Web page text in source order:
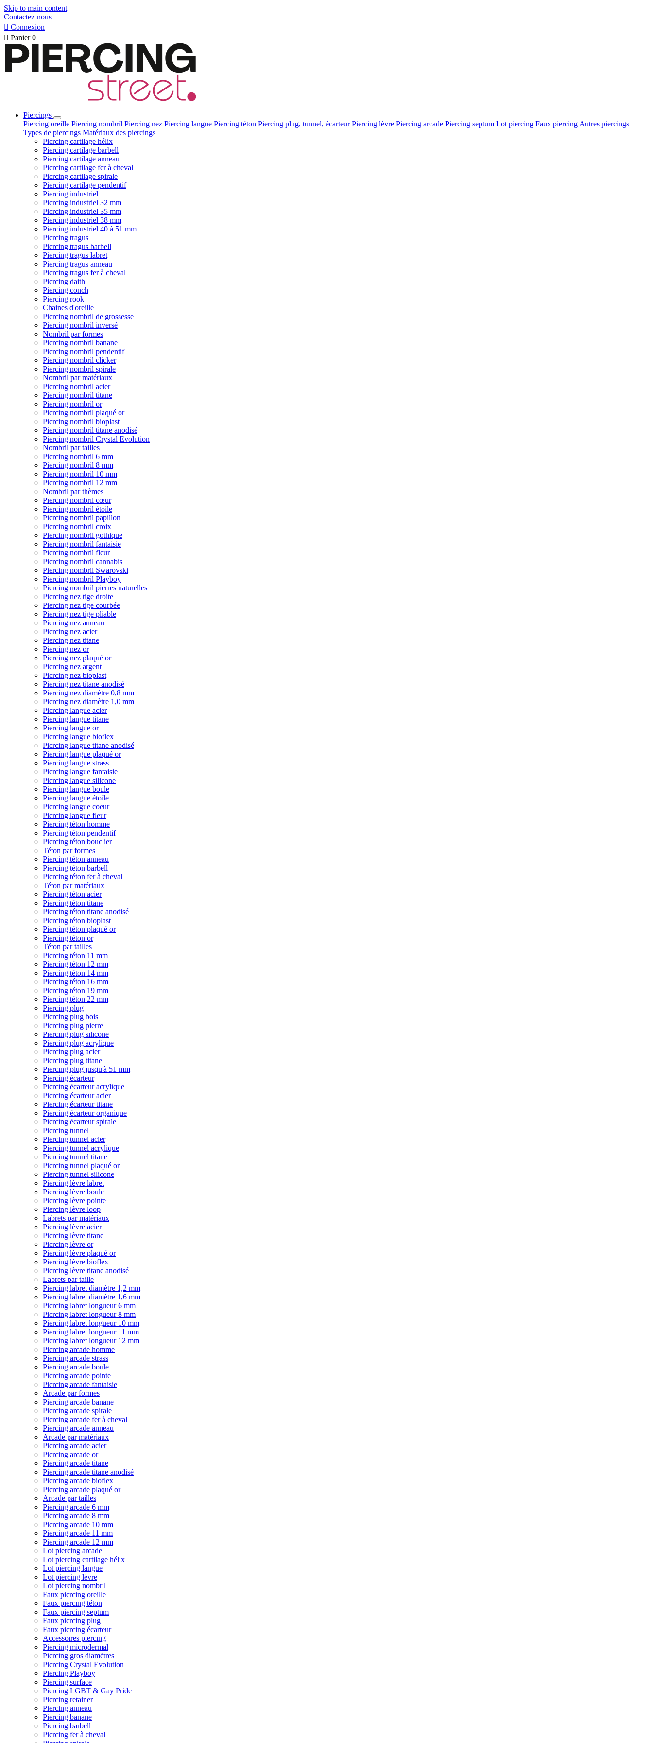
Skip to main content
Contactez-nous
 Connexion
 Panier 0
Piercings
Piercing oreille Piercing nombril Piercing nez Piercing langue Piercing téton Piercing plug, tunnel, écarteurPiercing lèvre Piercing arcade Piercing septum Lot piercing Faux piercing Autres piercings
Types de piercings Matériaux des piercings
Piercing cartilage hélix
Piercing cartilage barbell
Piercing cartilage anneau
Piercing cartilage fer à cheval
Piercing cartilage spirale
Piercing cartilage pendentif
Piercing industriel
Piercing industriel 32 mm
Piercing industriel 35 mm
Piercing industriel 38 mm
Piercing industriel 40 à 51 mm
Piercing tragus
Piercing tragus barbell
Piercing tragus labret
Piercing tragus anneau
Piercing tragus fer à cheval
Piercing daith
Piercing conch
Piercing rook
Chaines d'oreille
Piercing nombril de grossesse
Piercing nombril inversé
Nombril par formes
Piercing nombril banane
Piercing nombril pendentif
Piercing nombril clicker
Piercing nombril spirale
Nombril par matériaux
Piercing nombril acier
Piercing nombril titane
Piercing nombril or
Piercing nombril plaqué or
Piercing nombril bioplast
Piercing nombril titane anodisé
Piercing nombril Crystal Evolution
Nombril par tailles
Piercing nombril 6 mm
Piercing nombril 8 mm
Piercing nombril 10 mm
Piercing nombril 12 mm
Nombril par thèmes
Piercing nombril cœur
Piercing nombril étoile
Piercing nombril papillon
Piercing nombril croix
Piercing nombril gothique
Piercing nombril fantaisie
Piercing nombril fleur
Piercing nombril cannabis
Piercing nombril Swarovski
Piercing nombril Playboy
Piercing nombril pierres naturelles
Piercing nez tige droite
Piercing nez tige courbée
Piercing nez tige pliable
Piercing nez anneau
Piercing nez acier
Piercing nez titane
Piercing nez or
Piercing nez plaqué or
Piercing nez argent
Piercing nez bioplast
Piercing nez titane anodisé
Piercing nez diamètre 0,8 mm
Piercing nez diamètre 1,0 mm
Piercing langue acier
Piercing langue titane
Piercing langue or
Piercing langue bioflex
Piercing langue titane anodisé
Piercing langue plaqué or
Piercing langue strass
Piercing langue fantaisie
Piercing langue silicone
Piercing langue boule
Piercing langue étoile
Piercing langue coeur
Piercing langue fleur
Piercing téton homme
Piercing téton pendentif
Piercing téton bouclier
Téton par formes
Piercing téton anneau
Piercing téton barbell
Piercing téton fer à cheval
Téton par matériaux
Piercing téton acier
Piercing téton titane
Piercing téton titane anodisé
Piercing téton bioplast
Piercing téton plaqué or
Piercing téton or
Téton par tailles
Piercing téton 11 mm
Piercing téton 12 mm
Piercing téton 14 mm
Piercing téton 16 mm
Piercing téton 19 mm
Piercing téton 22 mm
Piercing plug
Piercing plug bois
Piercing plug pierre
Piercing plug silicone
Piercing plug acrylique
Piercing plug acier
Piercing plug titane
Piercing plug jusqu'à 51 mm
Piercing écarteur
Piercing écarteur acrylique
Piercing écarteur acier
Piercing écarteur titane
Piercing écarteur organique
Piercing écarteur spirale
Piercing tunnel
Piercing tunnel acier
Piercing tunnel acrylique
Piercing tunnel titane
Piercing tunnel plaqué or
Piercing tunnel silicone
Piercing lèvre labret
Piercing lèvre boule
Piercing lèvre pointe
Piercing lèvre loop
Labrets par matériaux
Piercing lèvre acier
Piercing lèvre titane
Piercing lèvre or
Piercing lèvre plaqué or
Piercing lèvre bioflex
Piercing lèvre titane anodisé
Labrets par taille
Piercing labret diamètre 1,2 mm
Piercing labret diamètre 1,6 mm
Piercing labret longueur 6 mm
Piercing labret longueur 8 mm
Piercing labret longueur 10 mm
Piercing labret longueur 11 mm
Piercing labret longueur 12 mm
Piercing arcade homme
Piercing arcade strass
Piercing arcade boule
Piercing arcade pointe
Piercing arcade fantaisie
Arcade par formes
Piercing arcade banane
Piercing arcade spirale
Piercing arcade fer à cheval
Piercing arcade anneau
Arcade par matériaux
Piercing arcade acier
Piercing arcade or
Piercing arcade titane
Piercing arcade titane anodisé
Piercing arcade bioflex
Piercing arcade plaqué or
Arcade par tailles
Piercing arcade 6 mm
Piercing arcade 8 mm
Piercing arcade 10 mm
Piercing arcade 11 mm
Piercing arcade 12 mm
Lot piercing arcade
Lot piercing cartilage hélix
Lot piercing langue
Lot piercing lèvre
Lot piercing nombril
Faux piercing oreille
Faux piercing téton
Faux piercing septum
Faux piercing plug
Faux piercing écarteur
Accessoires piercing
Piercing microdermal
Piercing gros diamètres
Piercing Crystal Evolution
Piercing Playboy
Piercing surface
Piercing LGBT & Gay Pride
Piercing retainer
Piercing anneau
Piercing banane
Piercing barbell
Piercing fer à cheval